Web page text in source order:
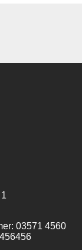
03571 4560